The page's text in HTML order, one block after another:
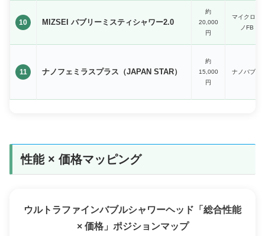
10 MIZSEI バブリーミスティシャワー2.0
約
20,000
円
マイクロナ
ノFB
11 ナノフェミラスプラス（JAPAN STAR）
約
15,000
円
ナノバブル
性能 × 価格マッピング
ウルトラファインバブルシャワーヘッド「総合性能
× 価格」ポジションマップ